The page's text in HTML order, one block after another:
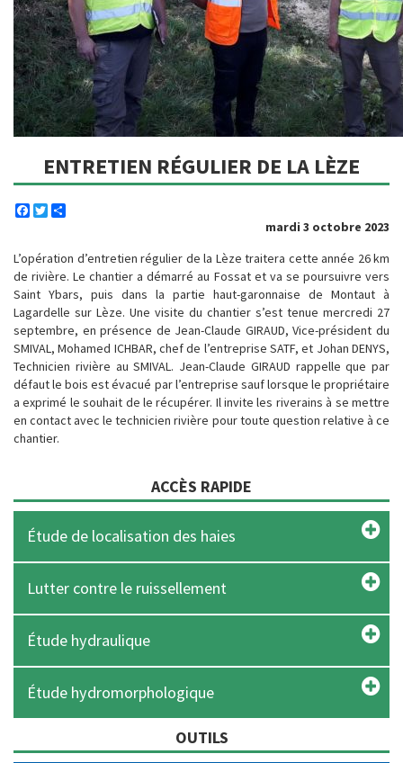
ENTRETIEN RÉGULIER DE LA LÈZE
Facebook
Twitter
mardi 3 octobre 2023
L’opération d’entretien régulier de la Lèze traitera cette année 26 km
de rivière. Le chantier a démarré au Fossat et va se poursuivre vers
Saint Ybars, puis dans la partie haut-garonnaise de Montaut à
Lagardelle sur Lèze. Une visite du chantier s’est tenue mercredi 27
septembre, en présence de Jean-Claude GIRAUD, Vice-président du
SMIVAL, Mohamed ICHBAR, chef de l’entreprise SATF, et Johan DENYS,
Technicien rivière au SMIVAL. Jean-Claude GIRAUD rappelle que par
défaut le bois est évacué par l’entreprise sauf lorsque le propriétaire
a exprimé le souhait de le récupérer. Il invite les riverains à se mettre
en contact avec le technicien rivière pour toute question relative à ce
chantier.
ACCÈS RAPIDE
Étude de localisation des haies
Lutter contre le ruissellement
Étude hydraulique
Étude hydromorphologique
OUTILS